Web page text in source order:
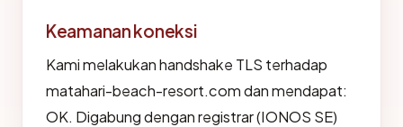
Keamanan koneksi
Kami melakukan handshake TLS terhadap
matahari-beach-resort.com dan mendapat:
OK. Digabung dengan registrar (IONOS SE)